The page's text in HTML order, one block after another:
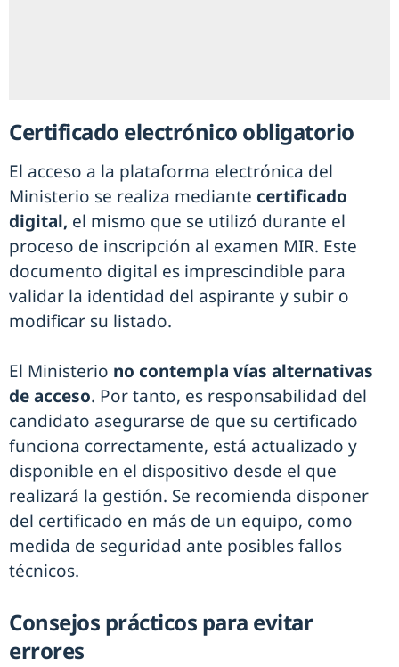
Certificado electrónico obligatorio
El acceso a la plataforma electrónica del
Ministerio se realiza mediante certificado
digital, el mismo que se utilizó durante el
proceso de inscripción al examen MIR. Este
documento digital es imprescindible para
validar la identidad del aspirante y subir o
modificar su listado.
El Ministerio no contempla vías alternativas
de acceso. Por tanto, es responsabilidad del
candidato asegurarse de que su certificado
funciona correctamente, está actualizado y
disponible en el dispositivo desde el que
realizará la gestión. Se recomienda disponer
del certificado en más de un equipo, como
medida de seguridad ante posibles fallos
técnicos.
Consejos prácticos para evitar
errores